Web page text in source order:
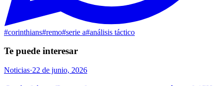
#corinthians#remo#serie a#análisis táctico
Te puede interesar
Noticias·22 de junio, 2026